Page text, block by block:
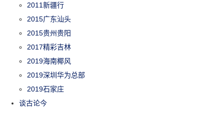
2011新疆行
2015广东汕头
2015贵州贵阳
2017精彩吉林
2019海南椰风
2019深圳华为总部
2019石家庄
谈古论今